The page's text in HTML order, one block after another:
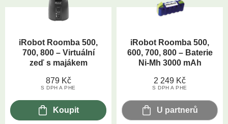
iRobot Roomba 500,
700, 800 – Virtuální
zeď s majákem
879 Kč
S DPH A PHE
Koupit
iRobot Roomba 500,
600, 700, 800 – Baterie
Ni-Mh 3000 mAh
2 249 Kč
S DPH A PHE
U partnerů